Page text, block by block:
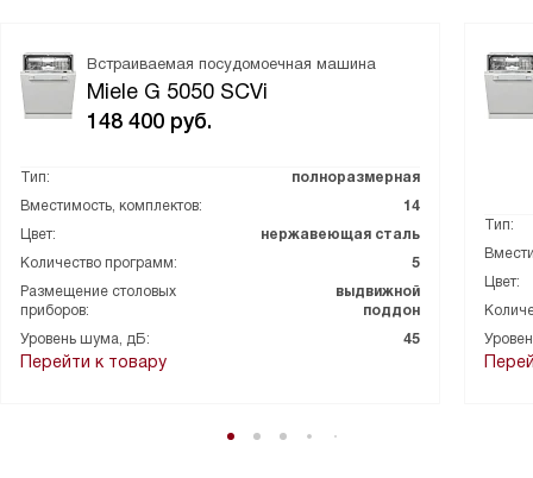
Встраиваемая посудомоечная машина
Miele G 5050 SCVi
148 400 руб.
Тип:
полноразмерная
Вместимость, комплектов:
14
Цвет:
нержавеющая сталь
Количество программ:
5
Размещение столовых
приборов:
выдвижной
поддон
Уровень шума, дБ:
45
Перейти к товару
Тип:
Цвет: